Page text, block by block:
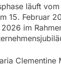
läuft
15. Februar
im
Clementine